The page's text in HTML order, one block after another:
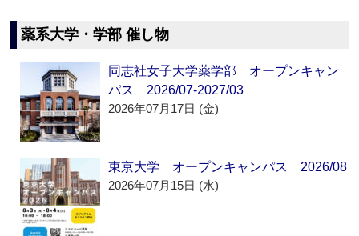
薬系大学・学部 催し物
同志社女子大学薬学部 オープンキャン
パス 2026/07-2027/03
2026年07月17日 (金)
東京大学 オープンキャンパス 2026/08
2026年07月15日 (水)